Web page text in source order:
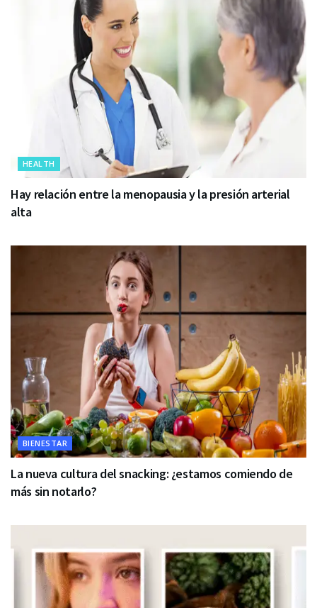
HEALTH
Hay relación entre la menopausia y la presión arterial
alta
BIENESTAR
La nueva cultura del snacking: ¿estamos comiendo de
más sin notarlo?